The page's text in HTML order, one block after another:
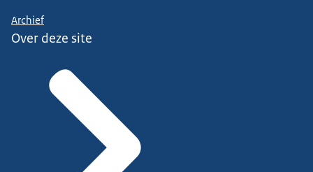
Archief
Over deze site